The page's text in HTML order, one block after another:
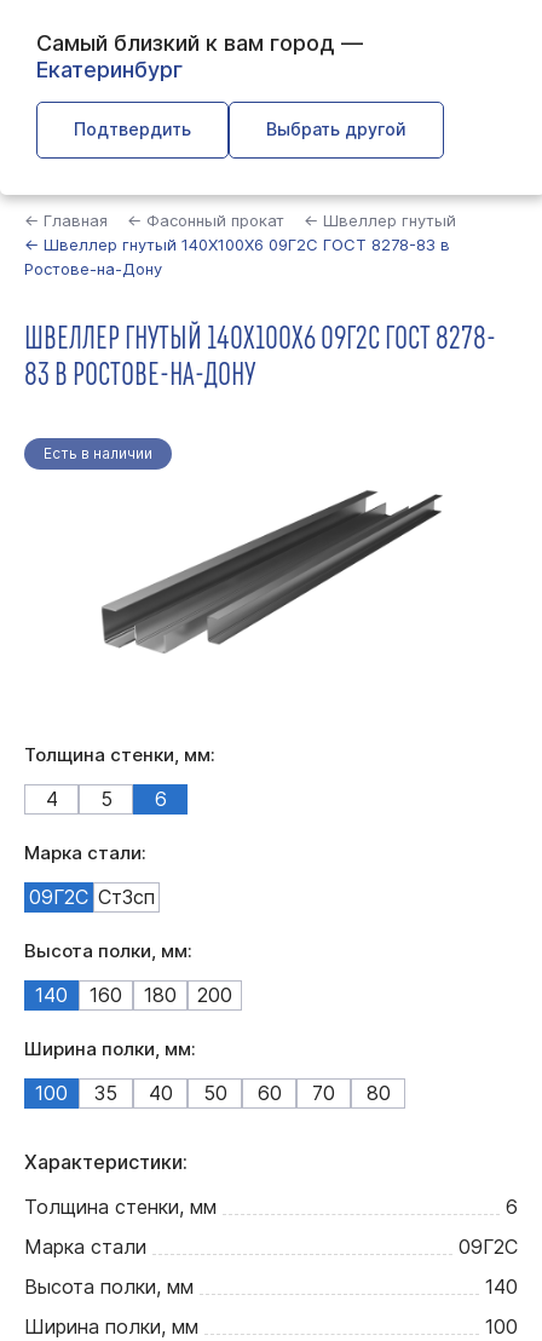
Самый близкий к вам город —
Екатеринбург
Подтвердить Выбрать другой
← Главная ← Фасонный прокат
← Швеллер гнутый
← Швеллер гнутый 140Х100Х6 09Г2С ГОСТ 8278-83 в
Ростове-на-Дону
ШВЕЛЛЕР ГНУТЫЙ 140Х100Х6 09Г2С ГОСТ 8278-
83 В РОСТОВЕ-НА-ДОНУ
Есть в наличии
Толщина стенки, мм:
4 5 6
Марка стали:
09Г2С Ст3сп
Высота полки, мм:
140 160 180 200
Ширина полки, мм:
100 35 40 50 60 70 80
Характеристики:
Толщина стенки, мм
6
Марка стали
09Г2С
Высота полки, мм
140
Ширина полки, мм
100